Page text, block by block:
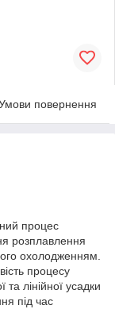
повернення
процес
розплавлення
охолодженням.
процесу
лінійної усадки
під час